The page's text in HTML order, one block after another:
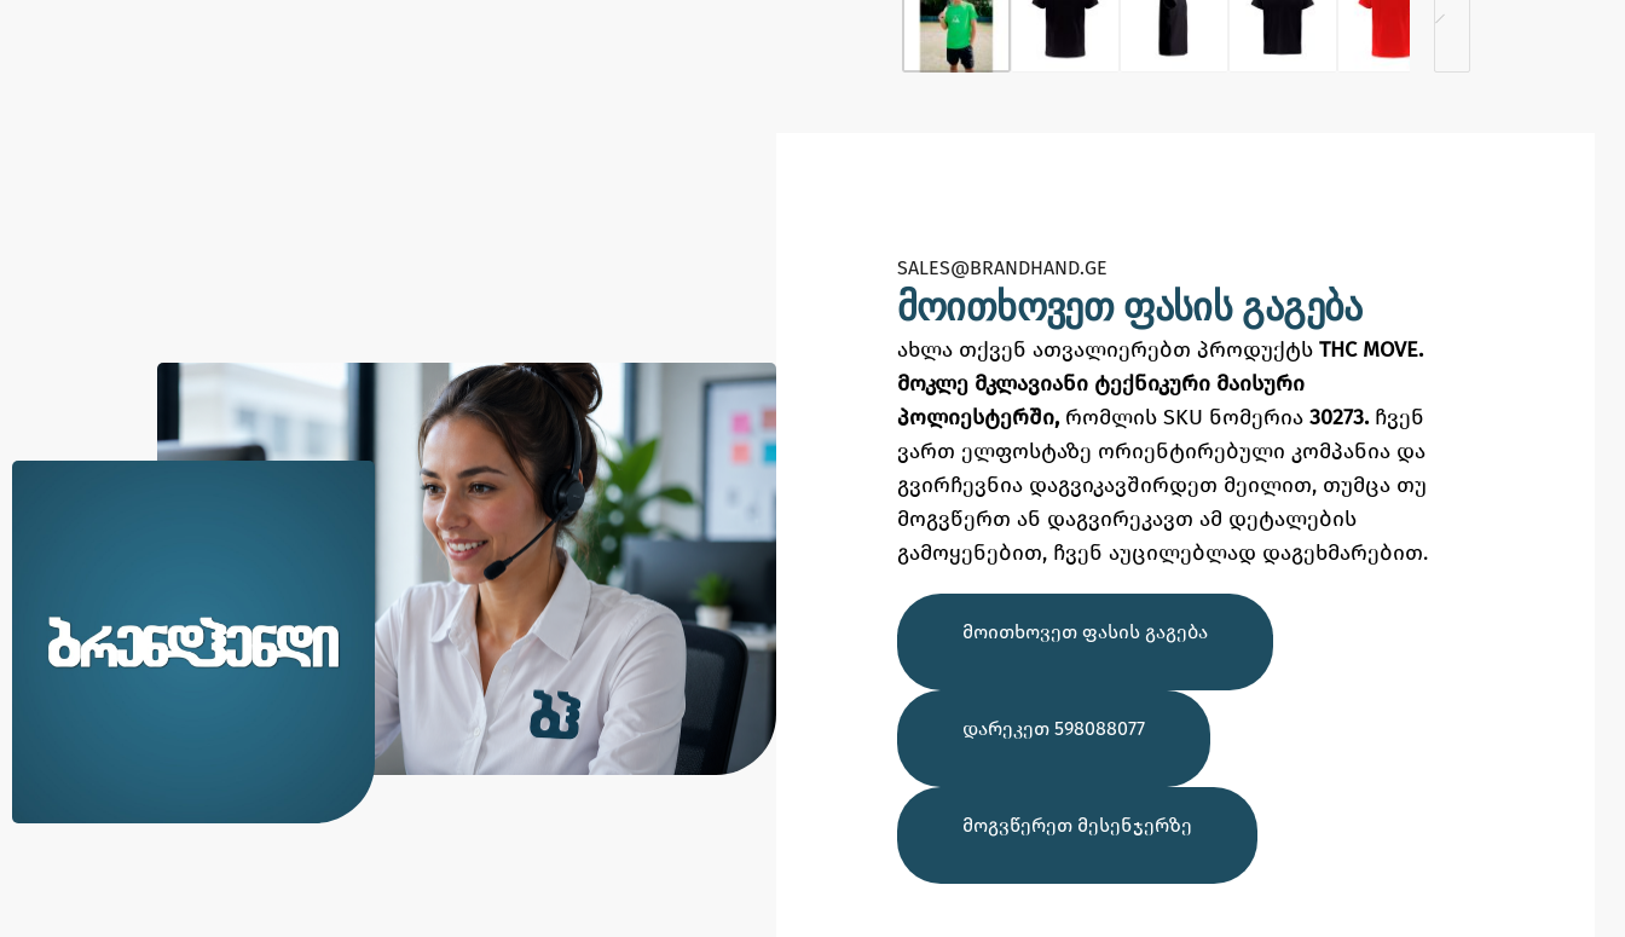
SALES@BRANDHAND.GE​
მოითხოვეთ ფასის გაგება
ახლა თქვენ ათვალიერებთ პროდუქტს THC MOVE.
მოკლე მკლავიანი ტექნიკური მაისური
პოლიესტერში, რომლის SKU ნომერია 30273. ჩვენ
ვართ ელფოსტაზე ორიენტირებული კომპანია და
გვირჩევნია დაგვიკავშირდეთ მეილით, თუმცა თუ
მოგვწერთ ან დაგვირეკავთ ამ დეტალების
გამოყენებით, ჩვენ აუცილებლად დაგეხმარებით.
ᲛᲝᲘᲗᲮᲝᲕᲔᲗ ᲤᲐᲡᲘᲡ ᲒᲐᲒᲔᲑᲐ
ᲓᲐᲠᲔᲙᲔᲗ 598088077
ᲛᲝᲒᲕᲬᲔᲠᲔᲗ ᲛᲔᲡᲔᲜᲯᲔᲠᲖᲔ